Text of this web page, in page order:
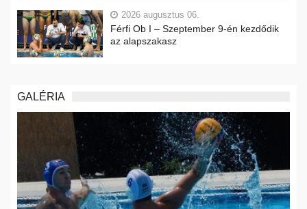
2026 augusztus 06.
Férfi Ob I – Szeptember 9-én kezdődik
az alapszakasz
GALÉRIA